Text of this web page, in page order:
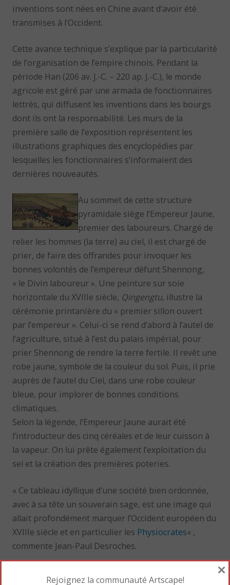
inventions sont nées en Chine avant d’avoir été
transmises à l’Occident.
Cette avance technique s’explique par la particularité
de l’organisation de l’empire chinois. Pendant la
période Han (206 av. J.-C. – 220 ap. J.-C.), le monde
agricole est géré par une armada de fonctionnaires
lettrés, qui diffusent les inventions dans les bourgs
dont ils ont la responsabilité. Les murs de la
première salle de l’exposition représentent les
illustrations graphiques des encyclopédies par
lesquelles les fonctionnaires s’informaient des
dernières nouveautés.
Au sommet de cette structure
pyramidale siège l’Empereur Jaune,
premier des laboureurs. Chargé de
relier les hommes (la terre) au ciel, il est chargé de
prier, de faire des offrandes pour invoquer les
bonnes volontés de l’empereur défunt Shennong,
« le Divin laboureur ». Une peinture sur soie
horizontale du XVIIIe siècle, Qingengtu, illustre la
cérémonie printanière du « premier sillon ouvert
par l’empereur ». Celui-ci se rend d’abord à l’autel de
l’agriculture, situé à l’est du palais impérial, pour
prier Shennong de rendre la terre fertile. Il revêt une
robe jaune, symbole de la couleur du sol. Puis, il prie
auprès de l’autel du Ciel, dans une robe couleur
bleue, pour implorer de bonnes conditions
climatiques.
Selon la légende, l’Empereur Jaune aurait été
l’introducteur des cinq céréales et de leur cuisson à
la vapeur. On lui prête également l’exploitation du
sel et la création des premières poteries.
« Ce tableau idyllique d’une société bien ordonnée,
avec à sa tête un souverain sage, est une image qui
allait profondément marquer l’Occident européen du
XVIIIe siècle et en particulier les Physiocrates« ,
commente Jean-Paul Desroches.
Rejoignez la communauté Artscape!
×